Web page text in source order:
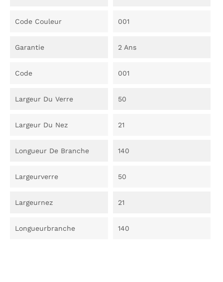
Code Couleur 001
Garantie 2 Ans
Code 001
Largeur Du Verre 50
Largeur Du Nez 21
Longueur De Branche 140
Largeurverre 50
Largeurnez 21
Longueurbranche 140